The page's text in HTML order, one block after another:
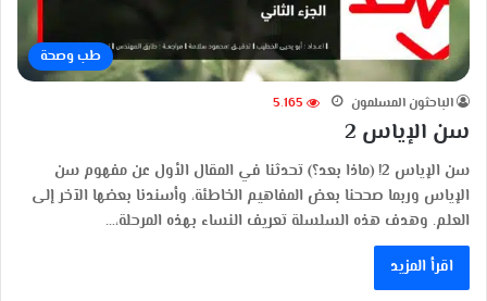
طب وصحة
الباحثون المسلمون 5٬165
سن الإياس 2
سن الإياس 2! (ماذا بعد؟) تحدثنا في المقال الأول عن مفهوم سن
الإياس وربما صححنا بعض المفاهيم الخاطئة، وأسندنا بعضها الآخر إلى
العلم. وهدف هذه السلسلة تعريف النساء بهذه المرحلة،…
اقرأ المزيد